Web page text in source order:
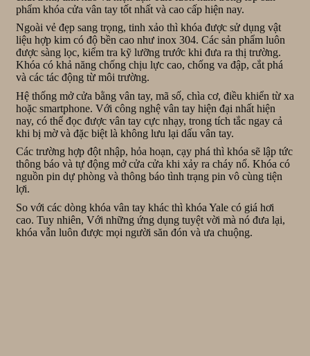
phẩm khóa cửa vân tay tốt nhất và cao cấp hiện nay.
Ngoài vẻ đẹp sang trọng, tinh xảo thì khóa được sử dụng vật
liệu hợp kim có độ bền cao như inox 304. Các sản phẩm luôn
được sàng lọc, kiểm tra kỹ lưỡng trước khi đưa ra thị trường.
Khóa có khả năng chống chịu lực cao, chống va đập, cắt phá
và các tác động từ môi trường.
Hệ thống mở cửa bằng vân tay, mã số, chìa cơ, điều khiển từ xa
hoặc smartphone. Với công nghệ vân tay hiện đại nhất hiện
nay, có thể đọc được vân tay cực nhạy, trong tích tắc ngay cả
khi bị mờ và đặc biệt là không lưu lại dấu vân tay.
Các trường hợp đột nhập, hỏa hoạn, cạy phá thì khóa sẽ lập tức
thông báo và tự động mở cửa cửa khi xảy ra cháy nổ. Khóa có
nguồn pin dự phòng và thông báo tình trạng pin vô cùng tiện
lợi.
So với các dòng khóa vân tay khác thì khóa Yale có giá hơi
cao. Tuy nhiên, Với những ứng dụng tuyệt vời mà nó đưa lại,
khóa vẫn luôn được mọi người săn đón và ưa chuộng.